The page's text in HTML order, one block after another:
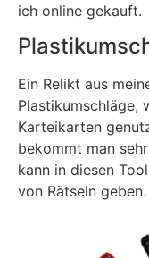
ich online gekauft.
Ein Relikt aus
Plastikumschläge,
Karteikarten
bekommt man
kann in diesen
von Rätseln geben.